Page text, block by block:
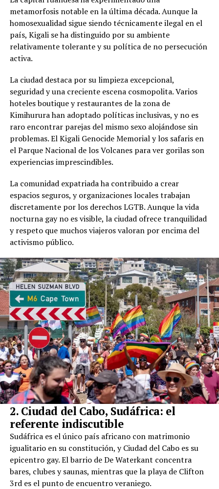
metamorfosis notable en la última década. Aunque la
homosexualidad sigue siendo técnicamente ilegal en el
país, Kigali se ha distinguido por su ambiente
relativamente tolerante y su política de no persecución
activa.
La ciudad destaca por su limpieza excepcional,
seguridad y una creciente escena cosmopolita. Varios
hoteles boutique y restaurantes de la zona de
Kimihurura han adoptado políticas inclusivas, y no es
raro encontrar parejas del mismo sexo alojándose sin
problemas. El Kigali Genocide Memorial y los safaris en
el Parque Nacional de los Volcanes para ver gorilas son
experiencias imprescindibles.
La comunidad expatriada ha contribuido a crear
espacios seguros, y organizaciones locales trabajan
discretamente por los derechos LGTB. Aunque la vida
nocturna gay no es visible, la ciudad ofrece tranquilidad
y respeto que muchos viajeros valoran por encima del
activismo público.
2. Ciudad del Cabo, Sudáfrica: el
referente indiscutible
Sudáfrica es el único país africano con matrimonio
igualitario en su constitución, y Ciudad del Cabo es su
epicentro gay. El barrio de De Waterkant concentra
bares, clubes y saunas, mientras que la playa de Clifton
3rd es el punto de encuentro veraniego.